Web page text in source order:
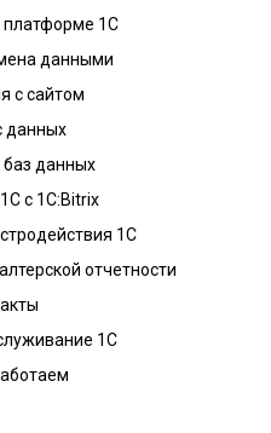
платформе 1С
данными
с сайтом
данных
баз данных
с 1С:Bitrix
1С
отчетности
1С